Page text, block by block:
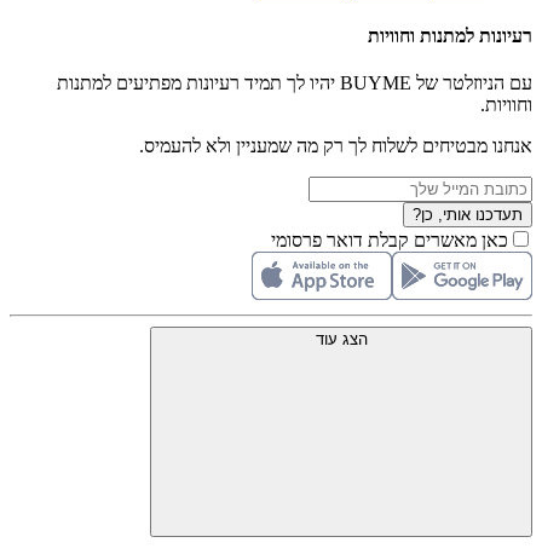
רעיונות למתנות וחוויות
עם הניוזלטר של BUYME יהיו לך תמיד רעיונות מפתיעים למתנות
וחוויות.
אנחנו מבטיחים לשלוח לך רק מה שמעניין ולא להעמיס.
תעדכנו אותי, כן?
כאן מאשרים קבלת דואר פרסומי
הצג עוד